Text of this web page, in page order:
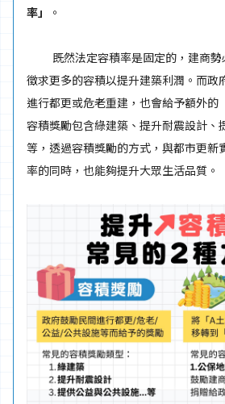
率」
。
既然法定容積率是固定的，建商
徵求更多的容積以提升建築利潤。而政
進行都更或危老重建，也會給予額外的
容積獎勵包含綠建築、提升耐震設計、
等，透過容積獎勵的方式，與都市更新
率的同時，也能夠提升大眾生活品質。